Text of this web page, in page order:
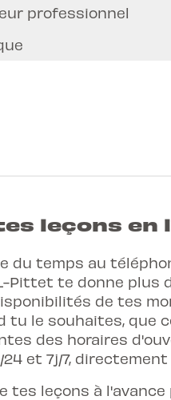
professionnel
leçons
du temps au
Pittet te donne plus
de tes
tu le souhaites, que
des horaires
et 7j/7,
tes leçons à